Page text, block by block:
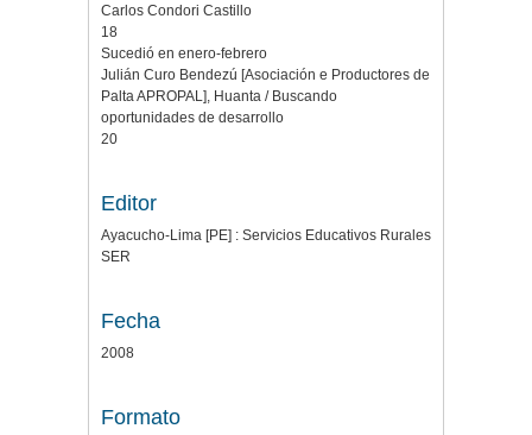
Carlos Condori Castillo
18
Sucedió en enero-febrero
Julián Curo Bendezú [Asociación e Productores de
Palta APROPAL], Huanta / Buscando
oportunidades de desarrollo
20
Editor
Ayacucho-Lima [PE] : Servicios Educativos Rurales
SER
Fecha
2008
Formato